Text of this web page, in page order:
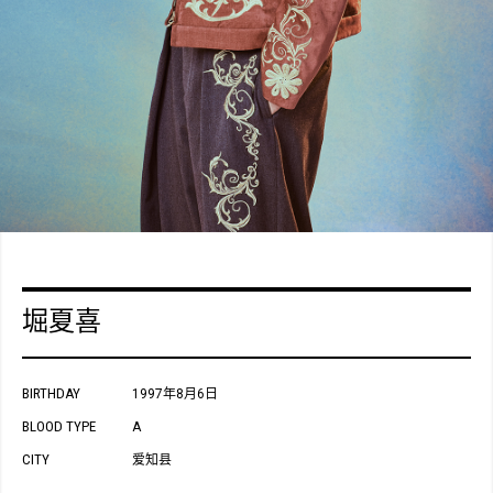
堀夏喜
BIRTHDAY 1997年8月6日
BLOOD TYPE A
CITY 爱知县